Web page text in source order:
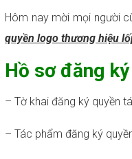
Hôm nay mời mọi người
quyền logo thương hiệu
Hồ sơ đăng ký
– Tờ khai đăng ký quyền
– Tác phẩm đăng ký